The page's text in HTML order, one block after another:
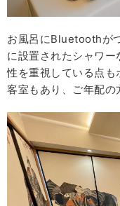
お風呂にBluetoothが
に設置されたシャワ
性を重視している点
客室もあり、ご年配の